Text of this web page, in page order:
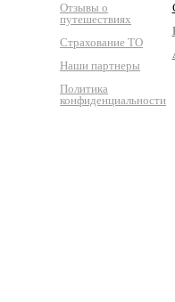
Отзывы о
путешествиях
Страхование ТО
Наши партнеры
Политика
конфиденциальности